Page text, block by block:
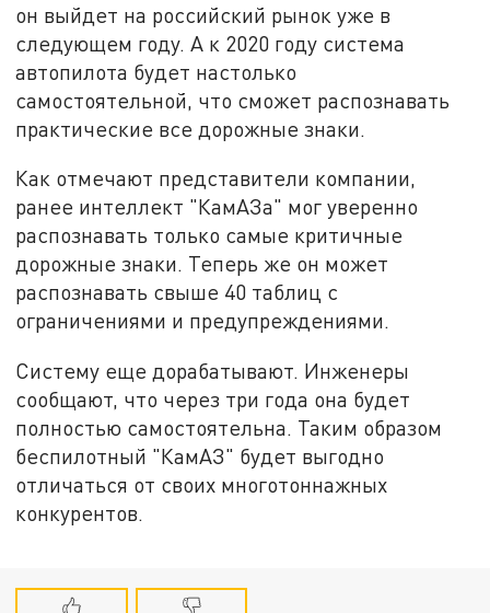
он выйдет на российский рынок уже в
следующем году. А к 2020 году система
автопилота будет настолько
самостоятельной, что сможет распознавать
практические все дорожные знаки.
Как отмечают представители компании,
ранее интеллект "КамАЗа" мог уверенно
распознавать только самые критичные
дорожные знаки. Теперь же он может
распознавать свыше 40 таблиц с
ограничениями и предупреждениями.
Систему еще дорабатывают. Инженеры
сообщают, что через три года она будет
полностью самостоятельна. Таким образом
беспилотный "КамАЗ" будет выгодно
отличаться от своих многотоннажных
конкурентов.